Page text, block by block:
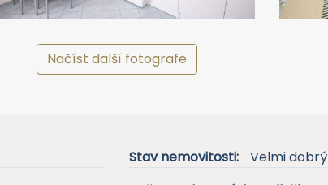
Načíst další fotografe
Stav nemovitosti:
Velmi dobrý